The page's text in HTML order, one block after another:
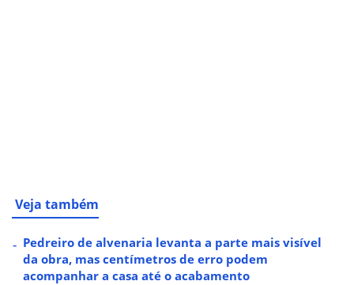
Veja também
Pedreiro de alvenaria levanta a parte mais visível
da obra, mas centímetros de erro podem
acompanhar a casa até o acabamento